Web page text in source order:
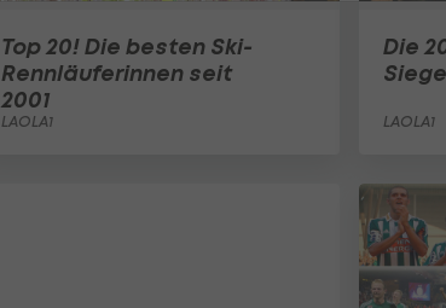
Top 20! Die besten Ski-
Rennläuferinnen seit
2001
LAOLA1
Die
LAOLA1